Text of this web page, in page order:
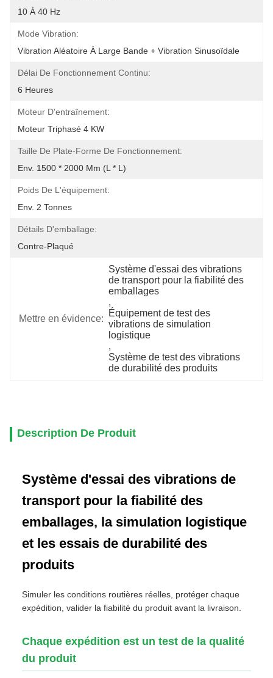
10 À 40 Hz
Mode Vibration:
Vibration Aléatoire À Large Bande + Vibration Sinusoïdale
Délai De Fonctionnement Continu:
6 Heures
Moteur D'entraînement:
Moteur Triphasé 4 KW
Taille De Plate-Forme De Fonctionnement:
Env. 1500 * 2000 Mm (L * L)
Poids De L'équipement:
Env. 2 Tonnes
Détails D'emballage:
Contre-Plaqué
Mettre en évidence:
Système d'essai des vibrations
de transport pour la fiabilité des
emballages
,
Équipement de test des
vibrations de simulation
logistique
,
Système de test des vibrations
de durabilité des produits
Description De Produit
Système d'essai des vibrations de
transport pour la fiabilité des
emballages, la simulation logistique
et les essais de durabilité des
produits
Simuler les conditions routières réelles, protéger chaque
expédition, valider la fiabilité du produit avant la livraison.
Chaque expédition est un test de la qualité
du produit